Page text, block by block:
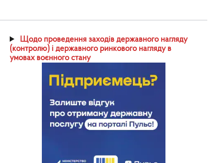
Щодо проведення заходів державного нагляду
(контролю) і державного ринкового нагляду в
умовах воєнного стану